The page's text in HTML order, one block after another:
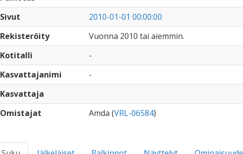
Sivut
2010-01-01 00:00:00
Rekisteröity
Vuonna 2010 tai aiemmin.
Kotitalli
-
Kasvattajanimi
-
Kasvattaja
Omistajat
Amda (VRL-06584)